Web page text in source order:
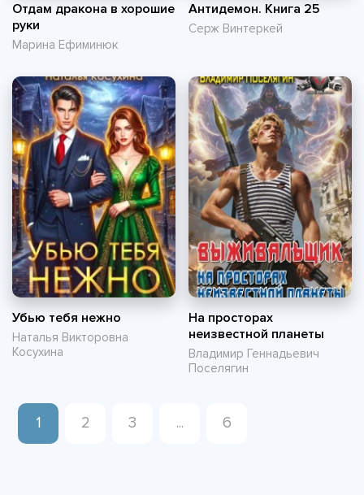
Отдам дракона в хорошие
руки
Марина Ефиминюк
Антидемон. Книга 25
Серж Винтеркей
Убью тебя нежно
Наталья Викторовна
Косухина
На просторах
неизвестной планеты
Владимир Геннадьевич
Поселягин
1 2 3 ... 6